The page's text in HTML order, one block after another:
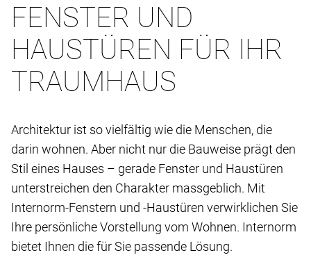
FENSTER UND
HAUSTÜREN FÜR IHR
TRAUMHAUS
Architektur ist so vielfältig wie die Menschen, die
darin wohnen. Aber nicht nur die Bauweise prägt den
Stil eines Hauses – gerade Fenster und Haustüren
unterstreichen den Charakter massgeblich. Mit
Internorm-Fenstern und -Haustüren verwirklichen Sie
Ihre persönliche Vorstellung vom Wohnen. Internorm
bietet Ihnen die für Sie passende Lösung.